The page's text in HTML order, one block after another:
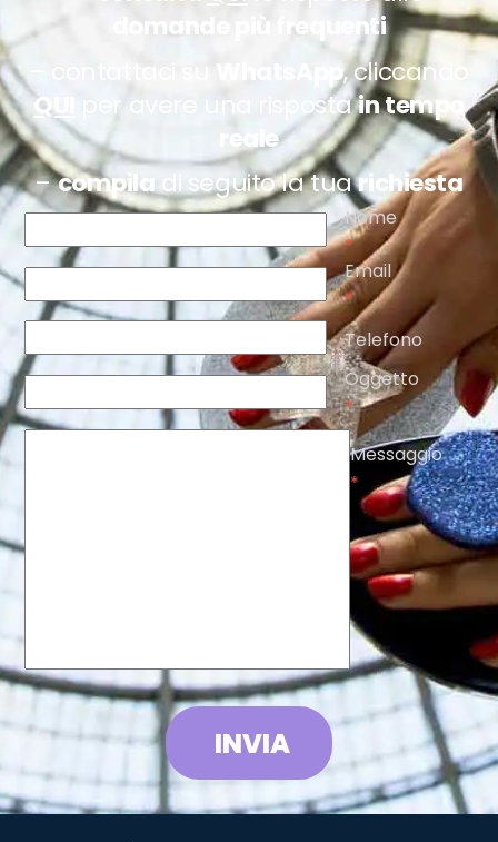
domande più frequenti
WhatsApp, cliccando
QUI
per avere una rispostain tempo
reale
–compiladi seguito la tuarichiesta
Nome
*
Email
*
Telefono
Oggetto
*
Messaggio
*
INVIA